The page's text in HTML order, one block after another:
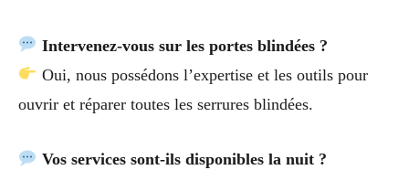
Intervenez-vous sur les portes blindées ?
Oui, nous possédons l’expertise et les outils pour
ouvrir et réparer toutes les serrures blindées.
Vos services sont-ils disponibles la nuit ?